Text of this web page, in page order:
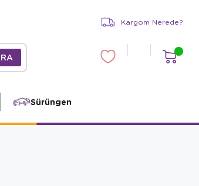
Kargom Nerede?
Sürüngen